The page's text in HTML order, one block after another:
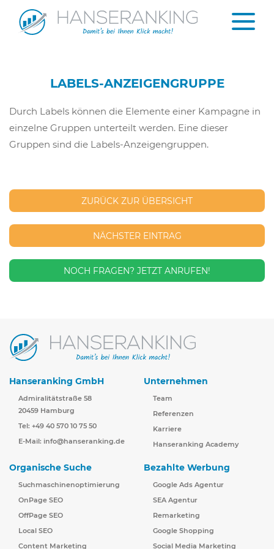
LABELS-ANZEIGENGRUPPE
Durch Labels können die Elemente einer Kampagne in
einzelne Gruppen unterteilt werden. Eine dieser
Gruppen sind die Labels-Anzeigengruppen.
ZURÜCK ZUR ÜBERSICHT
NOCH FRAGEN? JETZT ANRUFEN!
NÄCHSTER EINTRAG
Hanseranking GmbH
Admiralitätstraße 58
20459 Hamburg
Tel: +49 40 570 10 75 50
E-Mail: info@hanseranking.de
Unternehmen
Team
Referenzen
Karriere
Hanseranking Academy
Organische Suche
Suchmaschinenoptimierung
OnPage SEO
OffPage SEO
Local SEO
Content Marketing
Bezahlte Werbung
Google Ads Agentur
SEA Agentur
Remarketing
Google Shopping
Social Media Marketing